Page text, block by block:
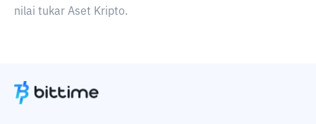
nilai tukar Aset Kripto.